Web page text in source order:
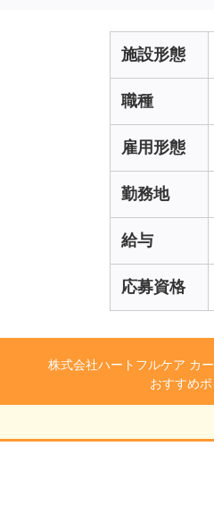
施設形態
職種
雇用形態
勤務地
給与
応募資格
株式会社ハートフルケア カ
おすすめポ